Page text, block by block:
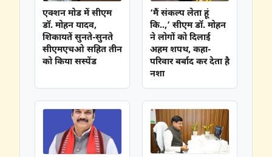
एक्शन मोड में सीएम
डॉ. मोहन यादव,
शिकायतें सुनते-सुनते
सीएमएचओ सहित तीन
को किया सस्पेंड
‘मैं संकल्प लेता हूं
कि..,’ सीएम डॉ. मोहन
ने लोगों को दिलाई
अहम शपथ, कहा-
परिवार बर्बाद कर देता है
नशा